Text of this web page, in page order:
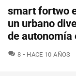
smart fortwo
un urbano
de autonomía
8 COMENTARIOS
HACE 10 AÑOS